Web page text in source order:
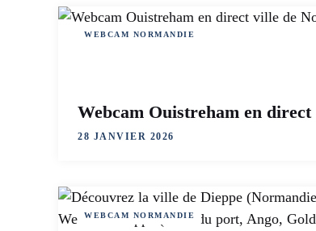
WEBCAM NORMANDIE
Webcam Ouistreham en direct
28 JANVIER 2026
WEBCAM NORMANDIE